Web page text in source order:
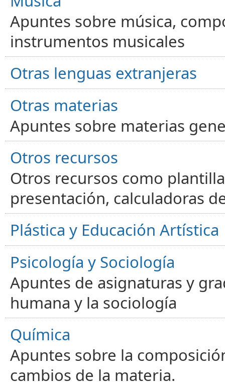
Apuntes sobre música,
instrumentos musicales
Otras lenguas extranjeras
Otras materias
Apuntes sobre materias
Otros recursos
Otros recursos como
presentación, calculadoras
Plástica y Educación Artística
Psicología y Sociología
Apuntes de asignaturas y
humana y la sociología
Química
Apuntes sobre la
cambios de la materia.